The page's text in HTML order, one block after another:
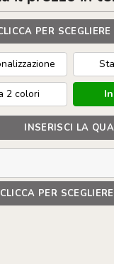
PER
2 colori
INSERISCI LA
CLICCA PER